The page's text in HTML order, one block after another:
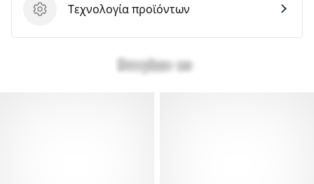
Τεχνολογία προϊόντων
Τεχνολογία προϊόντων